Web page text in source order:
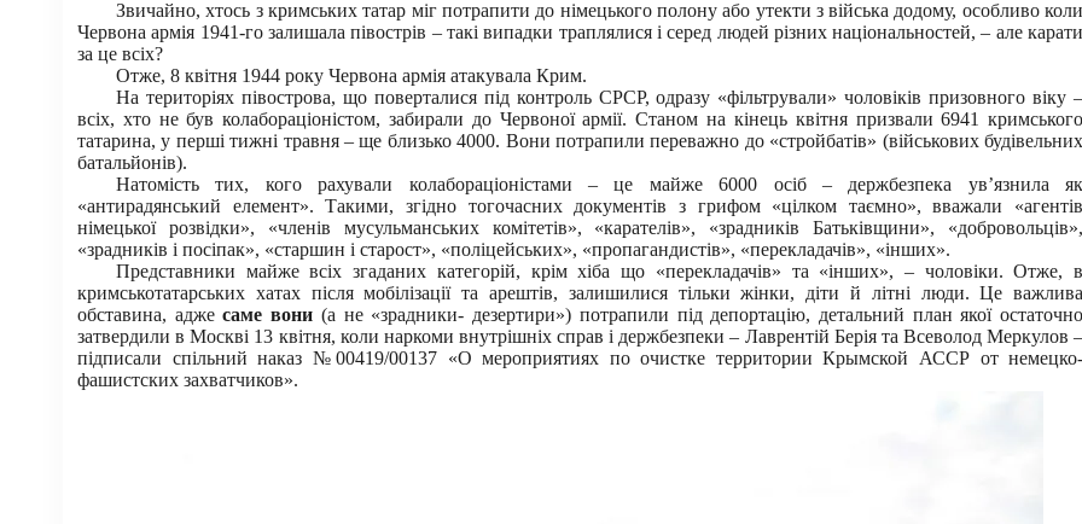
Звичайно, хтось з кримських татар міг потрапити до німецького полону або утекти з війська додому, особливо коли
Червона армія 1941-го залишала півострів – такі випадки траплялися і серед людей різних національностей, – але карати
за це всіх?
Отже, 8 квітня 1944 року Червона армія атакувала Крим.
На територіях півострова, що поверталися під контроль СРСР, одразу «фільтрували» чоловіків призовного віку –
всіх, хто не був колабораціоністом, забирали до Червоної армії. Станом на кінець квітня призвали 6941 кримського
татарина, у перші тижні травня – ще близько 4000. Вони потрапили переважно до «стройбатів» (військових будівельних
батальйонів).
Натомість тих, кого рахували колабораціоністами – це майже 6000 осіб – держбезпека ув’язнила як
«антирадянський елемент». Такими, згідно тогочасних документів з грифом «цілком таємно», вважали «агентів
німецької розвідки», «членів мусульманських комітетів», «карателів», «зрадників Батьківщини», «добровольців»,
«зрадників і посіпак», «старшин і старост», «поліцейських», «пропагандистів», «перекладачів», «інших».
Представники майже всіх згаданих категорій, крім хіба що «перекладачів» та «інших», – чоловіки. Отже, в
кримськотатарських хатах після мобілізації та арештів, залишилися тільки жінки, діти й літні люди. Це важлива
обставина, аджесаме вони (а не «зрадники- дезертири») потрапили під депортацію, детальний план якої остаточно
затвердили в Москві 13 квітня, коли наркоми внутрішніх справ і держбезпеки – Лаврентій Берія та Всеволод Меркулов –
підписали спільний наказ №00419/00137 «О мероприятиях по очистке территории Крымской АССР от немецко-
фашистских захватчиков».